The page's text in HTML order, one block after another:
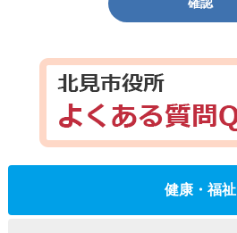
健康・福祉